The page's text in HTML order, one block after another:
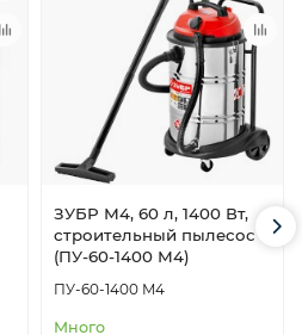
ЗУБР М4, 60 л, 1400 Вт,
строительный пылесос
(ПУ-60-1400 М4)
ПУ-60-1400 М4
Много